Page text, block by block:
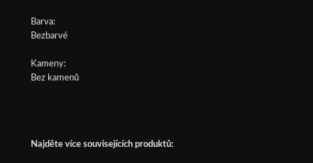
Barva:
Bezbarvé
Kameny:
Bez kamenů
Najděte více souvisejících produktů: